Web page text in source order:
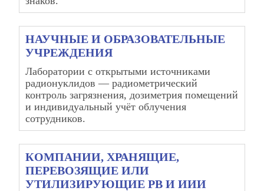
НАУЧНЫЕ И ОБРАЗОВАТЕЛЬНЫЕ
УЧРЕЖДЕНИЯ
Лаборатории с открытыми источниками
радионуклидов — радиометрический
контроль загрязнения, дозиметрия помещений
и индивидуальный учёт облучения
сотрудников.
КОМПАНИИ, ХРАНЯЩИЕ,
ПЕРЕВОЗЯЩИЕ ИЛИ
УТИЛИЗИРУЮЩИЕ РВ И ИИИ